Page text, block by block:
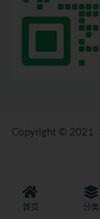
Copyright © 2021
首页 分类